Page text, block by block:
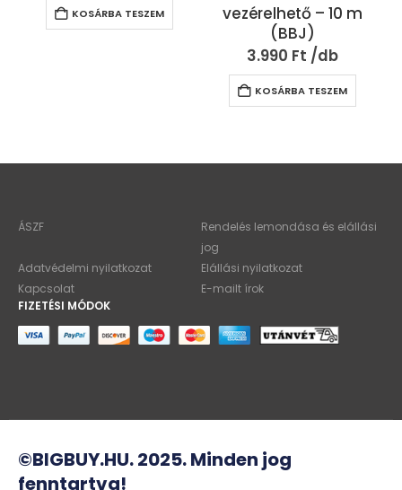
KOSÁRBA TESZEM
vezérelhető – 10 m
(BBJ)
3.990 Ft
KOSÁRBA TESZEM
ÁSZF
Rendelés lemondása és elállási
jog
Adatvédelmi nyilatkozat
Elállási nyilatkozat
Kapcsolat
E-mailt írok
FIZETÉSI MÓDOK
©BIGBUY.HU. 2025. Minden jog
fenntartva!